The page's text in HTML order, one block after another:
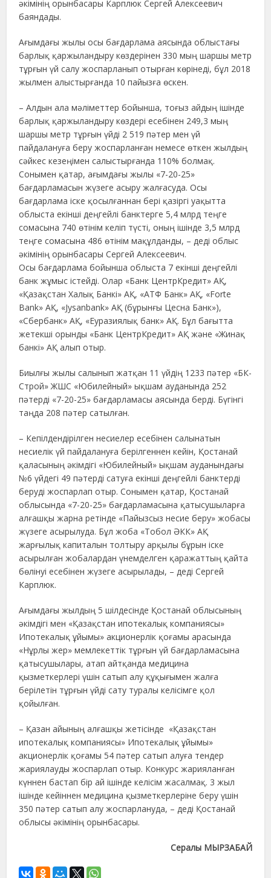
әкімінің орынбасары Карплюк Сергей Алексеевич
баяндады.
Ағымдағы жылы осы бағдарлама аясында облыстағы
барлық қаржыландыру көздерінен 330 мың шаршы метр
тұрғын үй салу жоспарланып отырған көрінеді, бұл 2018
жылмен алыстырғанда 10 пайызға өскен.
– Алдын ала мәліметтер бойынша, тоғыз айдың ішінде
барлық қаржыландыру көздері есебінен 249,3 мың
шаршы метр тұрғын үйді 2 519 пәтер мен үй
пайдалануға беру жоспарланған немесе өткен жылдың
сәйкес кезеңімен салыстырғанда 110% болмақ.
Сонымен қатар, ағымдағы жылы «7-20-25»
бағдарламасын жүзеге асыру жалғасуда. Осы
бағдарлама іске қосылғаннан бері қазіргі уақытта
облыста екінші деңгейлі банктерге 5,4 млрд теңге
сомасына 740 өтінім келіп түсті, оның ішінде 3,5 млрд
теңге сомасына 486 өтінім мақұлданды, – деді облыс
әкімінің орынбасары Сергей Алексеевич.
Осы бағдарлама бойынша облыста 7 екінші деңгейлі
банк жұмыс істейді. Олар «Банк ЦентрКредит» АҚ,
«Қазақстан Халық Банкі» АҚ, «АТФ Банк» АҚ, «Forte
Bank» АҚ, «Jysanbank» АҚ (бұрынғы Цесна Банк»),
«Сбербанк» АҚ, «Еуразиялық банк» АҚ. Бұл бағытта
жетекші орынды «Банк ЦентрКредит» АҚ және «Жинақ
банкі» АҚ алып отыр.
Биылғы жылы салынып жатқан 11 үйдің 1233 пәтер «БК-
Строй» ЖШС «Юбилейный» ықшам ауданында 252
пәтерді «7-20-25» бағдарламасы аясында берді. Бүгінгі
таңда 208 пәтер сатылған.
– Кепілдендірілген несиелер есебінен салынатын
несиелік үй пайдалануға берілгеннен кейін, Қостанай
қаласының әкімдігі «Юбилейный» ықшам ауданындағы
№6 үйдегі 49 пәтерді сатуға екінші деңгейлі банктерді
беруді жоспарлап отыр. Сонымен қатар, Қостанай
облысында «7-20-25» бағдарламасына қатысушыларға
алғашқы жарна ретінде «Пайызсыз несие беру» жобасы
жүзеге асырылуда. Бұл жоба «Тобол ӘКК» АҚ
жарғылық капиталын толтыру арқылы бұрын іске
асырылған жобалардан үнемделген қаражаттың қайта
бөлінуі есебінен жүзеге асырылады, – деді Сергей
Карплюк.
Ағымдағы жылдың 5 шілдесінде Қостанай облысының
әкімдігі мен «Қазақстан ипотекалық компаниясы»
Ипотекалық ұйымы» акционерлік қоғамы арасында
«Нұрлы жер» мемлекеттік тұрғын үй бағдарламасына
қатысушылары, атап айтқанда медицина
қызметкерлері үшін сатып алу құқығымен жалға
берілетін тұрғын үйді сату туралы келісімге қол
қойылған.
– Қазан айының алғашқы жетісінде «Қазақстан
ипотекалық компаниясы» Ипотекалық ұйымы»
акционерлік қоғамы 54 пәтер сатып алуға тендер
жариялауды жоспарлап отыр. Конкурс жарияланған
күннен бастап бір ай ішінде келісім жасалмақ. 3 жыл
ішінде кейіннен медицина қызметкерлеріне беру үшін
350 пәтер сатып алу жоспарлануда, – деді Қостанай
облысы әкімінің орынбасары.
Сералы МЫРЗАБАЙ